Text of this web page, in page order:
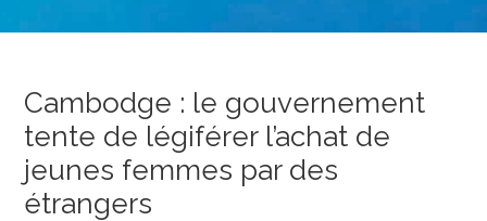
Cambodge : le gouvernement
tente de légiférer l’achat de
jeunes femmes par des
étrangers